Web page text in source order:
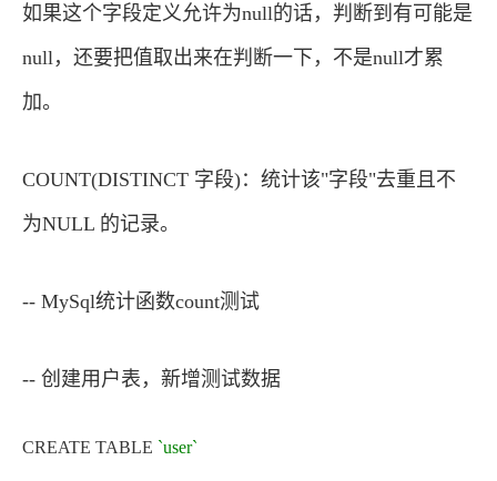
如果这个字段定义允许为null的话，判断到有可能是
null，还要把值取出来在判断一下，不是null才累
加。
COUNT(DISTINCT 字段)：统计该"字段"去重且不
为NULL 的记录。
-- MySql统计函数count测试
-- 创建用户表，新增测试数据
CREATE TABLE `user`